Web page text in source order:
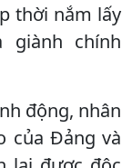
thời nắm lấy
chính
động, nhân
của Đảng và